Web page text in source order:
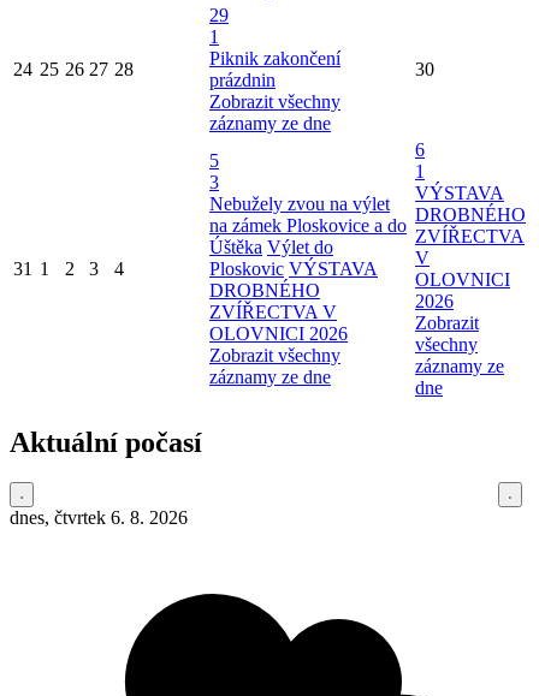
24 25 26 27 28
29
1
Piknik zakončení
prázdnin
Zobrazit všechny
záznamy ze dne
30
31 1 2 3 4
5
3
Nebužely zvou na výlet
na zámek Ploskovice a do
Úštěka Výlet do
Ploskovic VÝSTAVA
DROBNÉHO
ZVÍŘECTVA V
OLOVNICI 2026
Zobrazit všechny
záznamy ze dne
6
1
VÝSTAVA
DROBNÉHO
ZVÍŘECTVA
V
OLOVNICI
2026
Zobrazit
všechny
záznamy ze
dne
Aktuální počasí
dnes, čtvrtek 6. 8. 2026